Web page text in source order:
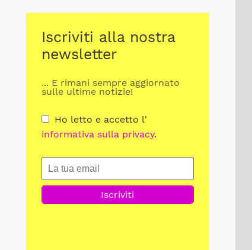
Iscriviti alla nostra
newsletter
... E rimani sempre aggiornato
sulle ultime notizie!
Ho letto e accetto l'
informativa sulla privacy.